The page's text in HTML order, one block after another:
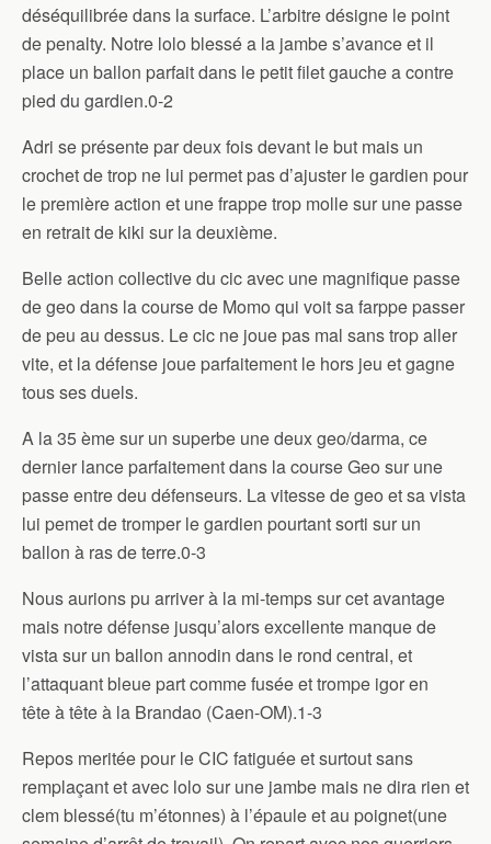
déséquilibrée dans la surface. L’arbitre désigne le point
de penalty. Notre lolo blessé a la jambe s’avance et il
place un ballon parfait dans le petit filet gauche a contre
pied du gardien.0-2
Adri se présente par deux fois devant le but mais un
crochet de trop ne lui permet pas d’ajuster le gardien pour
le première action et une frappe trop molle sur une passe
en retrait de kiki sur la deuxième.
Belle action collective du cic avec une magnifique passe
de geo dans la course de Momo qui voit sa farppe passer
de peu au dessus. Le cic ne joue pas mal sans trop aller
vite, et la défense joue parfaitement le hors jeu et gagne
tous ses duels.
A la 35 ème sur un superbe une deux geo/darma, ce
dernier lance parfaitement dans la course Geo sur une
passe entre deu défenseurs. La vitesse de geo et sa vista
lui pemet de tromper le gardien pourtant sorti sur un
ballon à ras de terre.0-3
Nous aurions pu arriver à la mi-temps sur cet avantage
mais notre défense jusqu’alors excellente manque de
vista sur un ballon annodin dans le rond central, et
l’attaquant bleue part comme fusée et trompe igor en
tête à tête à la Brandao (Caen-OM).1-3
Repos meritée pour le CIC fatiguée et surtout sans
remplaçant et avec lolo sur une jambe mais ne dira rien et
clem blessé(tu m’étonnes) à l’épaule et au poignet(une